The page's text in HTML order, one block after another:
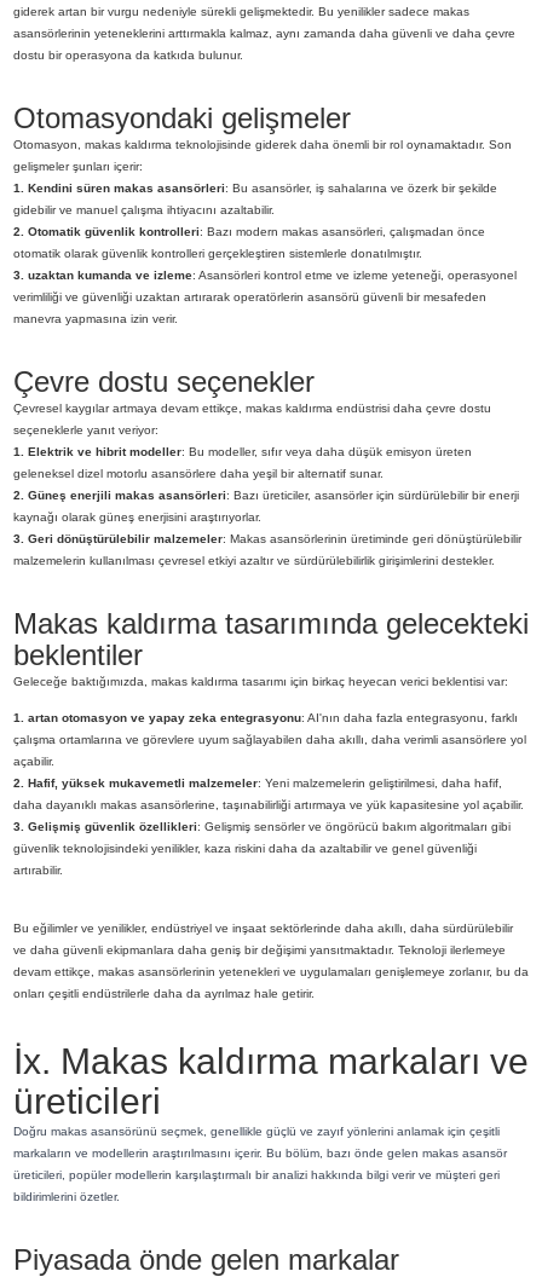
giderek artan bir vurgu nedeniyle sürekli gelişmektedir. Bu yenilikler sadece makas
asansörlerinin yeteneklerini arttırmakla kalmaz, aynı zamanda daha güvenli ve daha çevre
dostu bir operasyona da katkıda bulunur.
Otomasyondaki gelişmeler
Otomasyon, makas kaldırma teknolojisinde giderek daha önemli bir rol oynamaktadır. Son
gelişmeler şunları içerir:
1. Kendini süren makas asansörleri: Bu asansörler, iş sahalarına ve özerk bir şekilde
gidebilir ve manuel çalışma ihtiyacını azaltabilir.
2. Otomatik güvenlik kontrolleri: Bazı modern makas asansörleri, çalışmadan önce
otomatik olarak güvenlik kontrolleri gerçekleştiren sistemlerle donatılmıştır.
3. uzaktan kumanda ve izleme: Asansörleri kontrol etme ve izleme yeteneği, operasyonel
verimliliği ve güvenliği uzaktan artırarak operatörlerin asansörü güvenli bir mesafeden
manevra yapmasına izin verir.
Çevre dostu seçenekler
Çevresel kaygılar artmaya devam ettikçe, makas kaldırma endüstrisi daha çevre dostu
seçeneklerle yanıt veriyor:
1. Elektrik ve hibrit modeller: Bu modeller, sıfır veya daha düşük emisyon üreten
geleneksel dizel motorlu asansörlere daha yeşil bir alternatif sunar.
2. Güneş enerjili makas asansörleri: Bazı üreticiler, asansörler için sürdürülebilir bir enerji
kaynağı olarak güneş enerjisini araştırıyorlar.
3. Geri dönüştürülebilir malzemeler: Makas asansörlerinin üretiminde geri dönüştürülebilir
malzemelerin kullanılması çevresel etkiyi azaltır ve sürdürülebilirlik girişimlerini destekler.
Makas kaldırma tasarımında gelecekteki
beklentiler
Geleceğe baktığımızda, makas kaldırma tasarımı için birkaç heyecan verici beklentisi var:
1. artan otomasyon ve yapay zeka entegrasyonu: AI'nın daha fazla entegrasyonu, farklı
çalışma ortamlarına ve görevlere uyum sağlayabilen daha akıllı, daha verimli asansörlere yol
açabilir.
2. Hafif, yüksek mukavemetli malzemeler: Yeni malzemelerin geliştirilmesi, daha hafif,
daha dayanıklı makas asansörlerine, taşınabilirliği artırmaya ve yük kapasitesine yol açabilir.
3. Gelişmiş güvenlik özellikleri: Gelişmiş sensörler ve öngörücü bakım algoritmaları gibi
güvenlik teknolojisindeki yenilikler, kaza riskini daha da azaltabilir ve genel güvenliği
artırabilir.
Bu eğilimler ve yenilikler, endüstriyel ve inşaat sektörlerinde daha akıllı, daha sürdürülebilir
ve daha güvenli ekipmanlara daha geniş bir değişimi yansıtmaktadır. Teknoloji ilerlemeye
devam ettikçe, makas asansörlerinin yetenekleri ve uygulamaları genişlemeye zorlanır, bu da
onları çeşitli endüstrilerle daha da ayrılmaz hale getirir.
İx. Makas kaldırma markaları ve
üreticileri
Doğru makas asansörünü seçmek, genellikle güçlü ve zayıf yönlerini anlamak için çeşitli
markaların ve modellerin araştırılmasını içerir. Bu bölüm, bazı önde gelen makas asansör
üreticileri, popüler modellerin karşılaştırmalı bir analizi hakkında bilgi verir ve müşteri geri
bildirimlerini özetler.
Piyasada önde gelen markalar